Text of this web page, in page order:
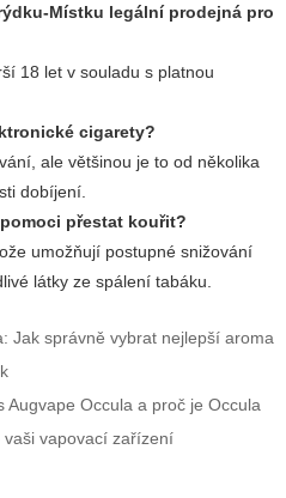
Místku legální prodejná pro
18 let v souladu s platnou
cigarety?
ale většinou je to od několika
dobíjení.
přestat kouřit?
umožňují postupné snižování
látky ze spálení tabáku.
Jak správně vybrat nejlepší aroma
Augvape Occula a proč je Occula
vapovací zařízení